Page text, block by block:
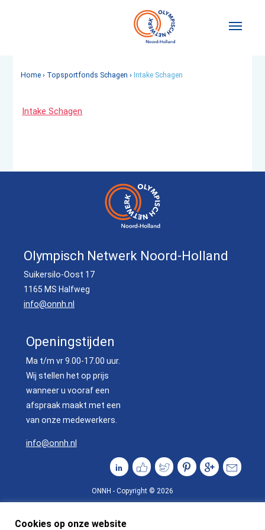
Home› Topsportfonds Schagen › Intake Schagen
Intake Schagen
Olympisch Netwerk Noord-Holland
Suikersilo-Oost 17
1165 MS Halfweg
info@onnh.nl
Openingstijden
Ma t/m vr 9.00-17.00 uur.
Wij stellen het op prijs
wanneer u vooraf een
afspraak maakt met een
van onze medewerkers.
info@onnh.nl
ONNH - Copyright © 2026
Cookies op onze website